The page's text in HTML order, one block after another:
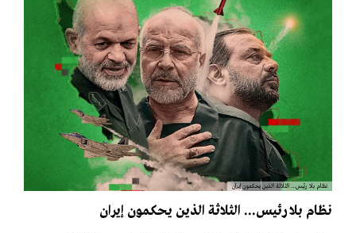
نظام بلا رئيس... الثلاثة الذين يحكمون إيران
نظام بلا رئيس... الثلاثة الذين يحكمون إيران